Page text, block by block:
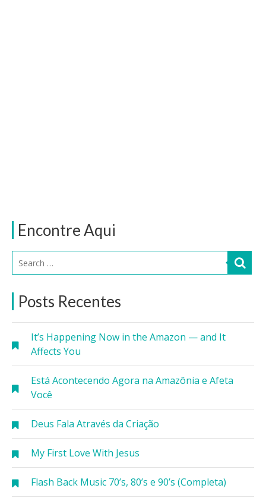
Encontre Aqui
Posts Recentes
It’s Happening Now in the Amazon — and It
Affects You
Está Acontecendo Agora na Amazônia e Afeta
Você
Deus Fala Através da Criação
My First Love With Jesus
Flash Back Music 70’s, 80’s e 90’s (Completa)